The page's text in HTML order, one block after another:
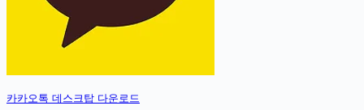
카카오톡 데스크탑 다운로드